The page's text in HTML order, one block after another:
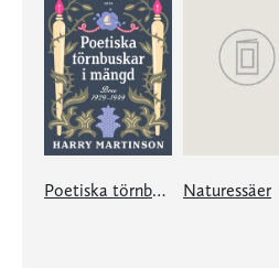
Poetiska törnbuskar i mängd Naturessäer